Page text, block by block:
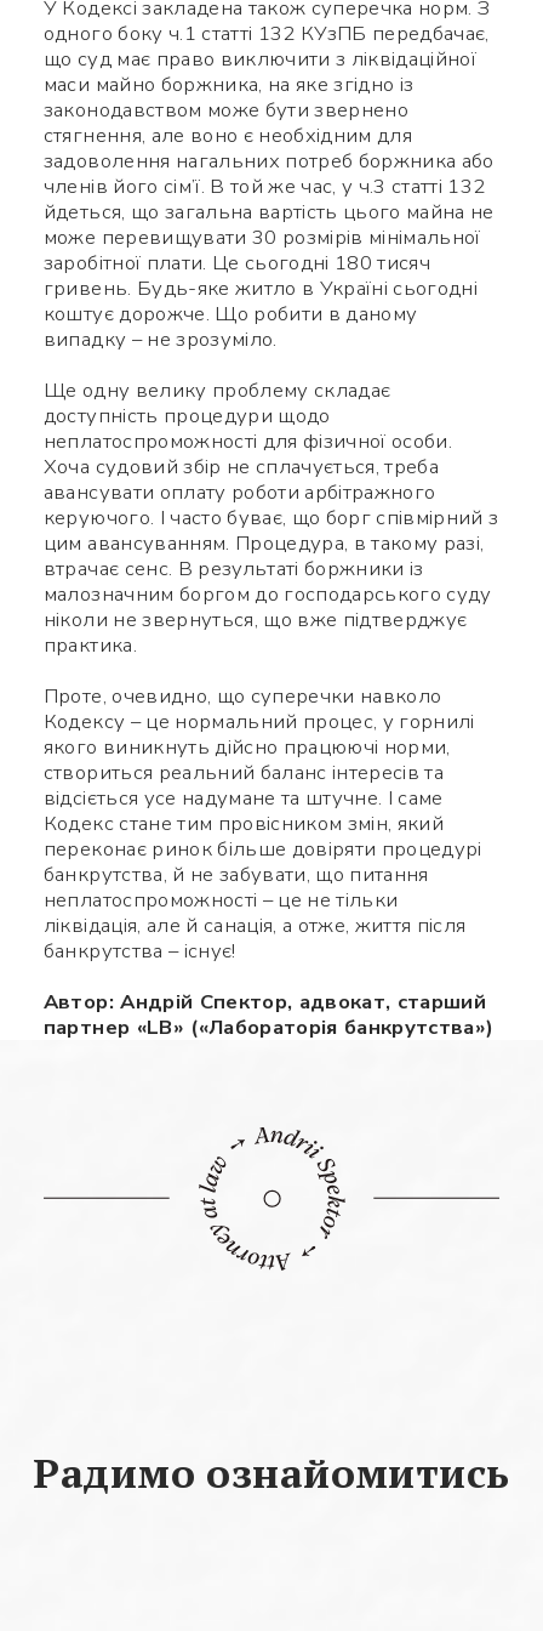
У Кодексі закладена також суперечка норм. З
одного боку ч.1 статті 132 КУзПБ передбачає,
що суд має право виключити з ліквідаційної
маси майно боржника, на яке згідно із
законодавством може бути звернено
стягнення, але воно є необхідним для
задоволення нагальних потреб боржника або
членів його сім’ї. В той же час, у ч.3 статті 132
йдеться, що загальна вартість цього майна не
може перевищувати 30 розмірів мінімальної
заробітної плати. Це сьогодні 180 тисяч
гривень. Будь-яке житло в Україні сьогодні
коштує дорожче. Що робити в даному
випадку – не зрозуміло.
Ще одну велику проблему складає
доступність процедури щодо
неплатоспроможності для фізичної особи.
Хоча судовий збір не сплачується, треба
авансувати оплату роботи арбітражного
керуючого. І часто буває, що борг співмірний з
цим авансуванням. Процедура, в такому разі,
втрачає сенс. В результаті боржники із
малозначним боргом до господарського суду
ніколи не звернуться, що вже підтверджує
практика.
Проте, очевидно, що суперечки навколо
Кодексу – це нормальний процес, у горнилі
якого виникнуть дійсно працюючі норми,
створиться реальний баланс інтересів та
відсіється усе надумане та штучне. І саме
Кодекс стане тим провісником змін, який
переконає ринок більше довіряти процедурі
банкрутства, й не забувати, що питання
неплатоспроможності – це не тільки
ліквідація, але й санація, а отже, життя після
банкрутства – існує!
Автор: Андрій Спектор, адвокат, старший
партнер «LB» («Лабораторія банкрутства»)
Радимо ознайомитись